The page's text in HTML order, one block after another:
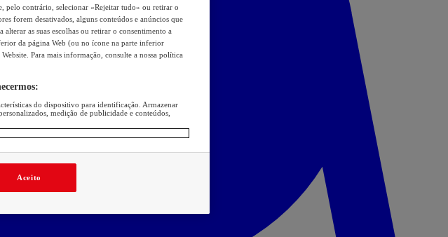
pelo contrário, selecionar «Rejeitar tudo» ou retirar o
forem desativados, alguns conteúdos e anúncios que
as suas escolhas ou retirar o consentimento a
da página Web (ou no ícone na parte inferior
Para mais informação, consulte a nossa política
do dispositivo para identificação. Armazenar
medição de publicidade e conteúdos,
Aceito